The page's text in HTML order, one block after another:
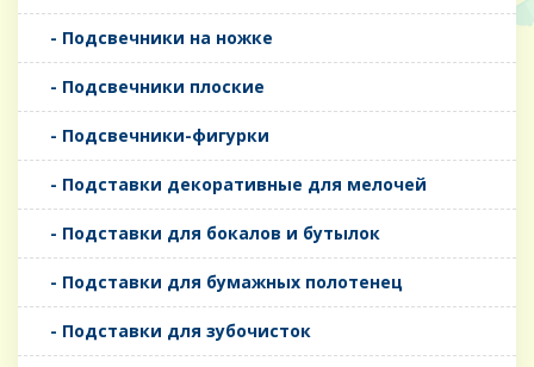
- Подсвечники на ножке
- Подсвечники плоские
- Подсвечники-фигурки
- Подставки декоративные для мелочей
- Подставки для бокалов и бутылок
- Подставки для бумажных полотенец
- Подставки для зубочисток